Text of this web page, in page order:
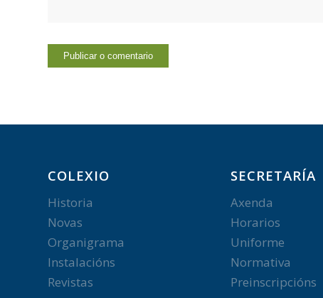
COLEXIO
Historia
Novas
Organigrama
Instalacións
Revistas
SECRETARÍA
Axenda
Horarios
Uniforme
Normativa
Preinscripcións